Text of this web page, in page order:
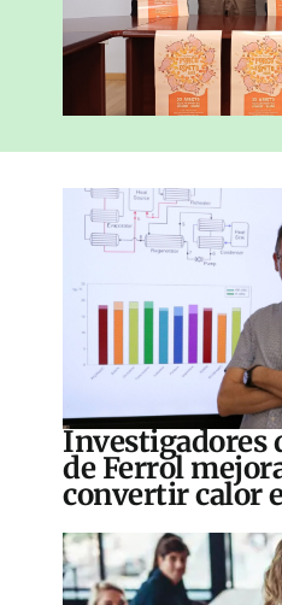
Investigadores
de Ferrol
convertir calor